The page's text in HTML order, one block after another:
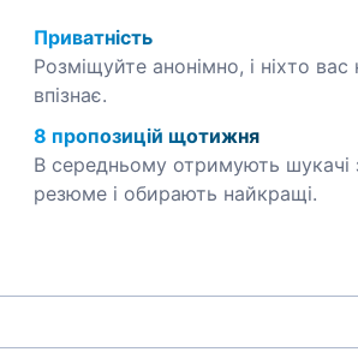
Приватність
Розміщуйте анонімно, і ніхто вас
впізнає.
8 пропозицій щотижня
В середньому отримують шукачі
резюме і обирають найкращі.